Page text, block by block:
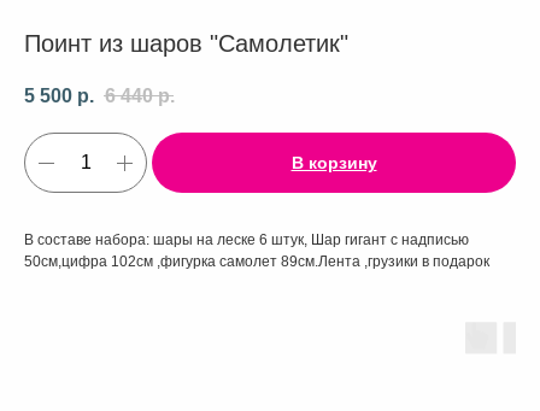
Поинт из шаров "Самолетик"
5 500 р. 6 440 р.
В корзину
В составе набора: шары на леске 6 штук, Шар гигант с надписью
50см,цифра 102см ,фигурка самолет 89см.Лента ,грузики в подарок